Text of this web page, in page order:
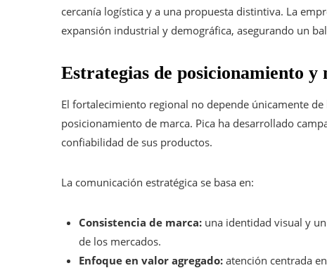
cercanía logística y a una propuesta distintiva. La
expansión industrial y demográfica, asegurando un
Estrategias de posicionamiento y
El fortalecimiento regional no depende únicamente
posicionamiento de marca. Pica ha desarrollado
confiabilidad de sus productos.
La comunicación estratégica se basa en:
Consistencia de marca: una identidad visual y
de los mercados.
Enfoque en valor agregado: atención centrada